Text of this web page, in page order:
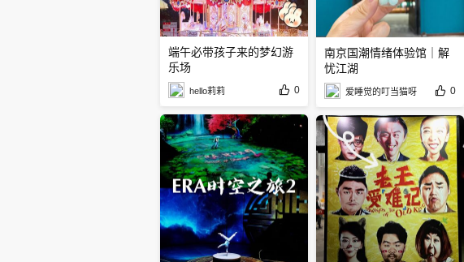
端午必带孩子来的梦幻游
乐场
hello莉莉 0
南京国潮情绪体验馆｜解
忧江湖
爱睡觉的叮当猫呀 0